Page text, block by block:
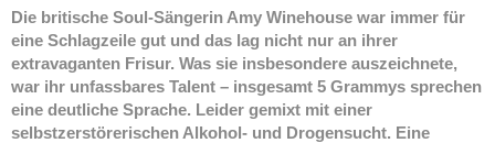
Die britische Soul-Sängerin Amy Winehouse war immer für
eine Schlagzeile gut und das lag nicht nur an ihrer
extravaganten Frisur. Was sie insbesondere auszeichnete,
war ihr unfassbares Talent – insgesamt 5 Grammys sprechen
eine deutliche Sprache. Leider gemixt mit einer
selbstzerstörerischen Alkohol- und Drogensucht. Eine